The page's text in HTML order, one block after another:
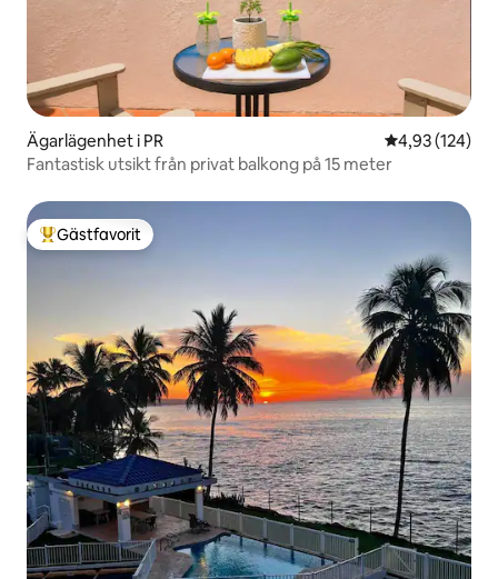
Ägarlägenhet i PR 4,93 av 5 i
4,93 (124)
Fantastisk utsikt från privat balkong på 15 meter
Populär gästfavorit
Gästfavorit